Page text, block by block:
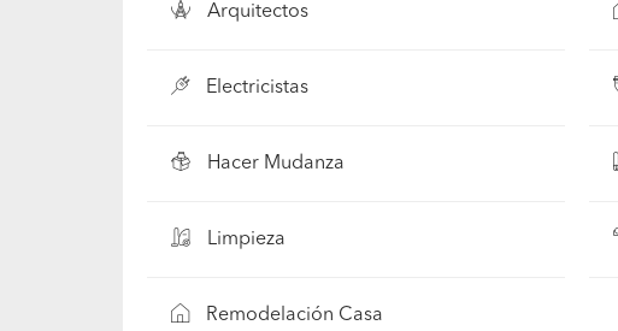
Arquitectos
Electricistas
Hacer Mudanza
Limpieza
Remodelación Casa